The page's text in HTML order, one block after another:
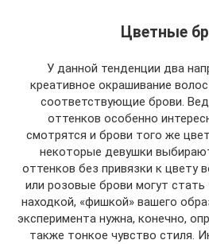
Цветные
У данной тенденции два
креативное окрашивание
соответствующие брови.
оттенков особенно
смотрятся и брови того же
некоторые девушки
оттенков без привязки к цвету
или розовые брови могут
находкой, «фишкой» вашего
эксперимента нужна, конечно,
также тонкое чувство стиля.